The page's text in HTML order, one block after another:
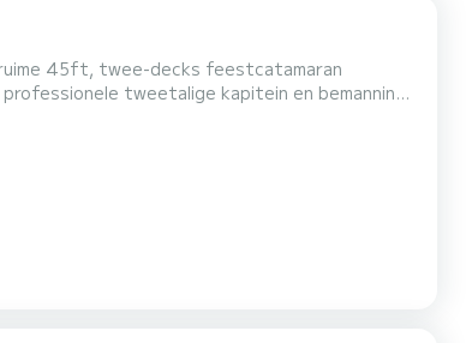
45ft, twee-decks feestcatamaran
grill aan boord. Bezoek het Marine Park
op de zoutwaterschuif en de drijvende